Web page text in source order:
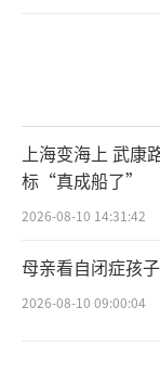
H100平
上海变海上 武康
标“真成船了”
2026-08-10 14:31:42
母亲看自闭症孩
2026-08-10 09:00:04